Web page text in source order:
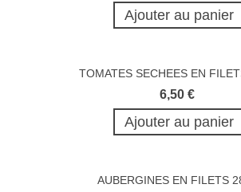
Ajouter au panier
TOMATES SECHEES EN
6,50 €
Ajouter au panier
AUBERGINES EN FILETS